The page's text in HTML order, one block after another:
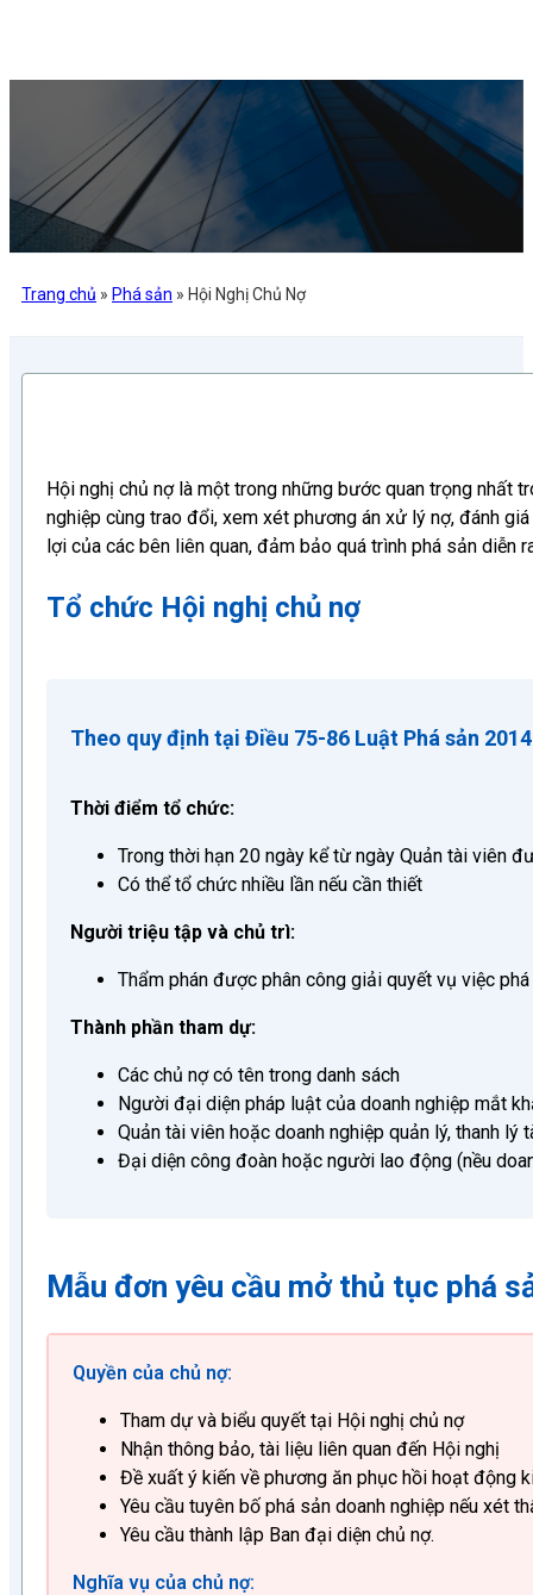
Trang chủ » Phá sản » Hội Nghị Chủ Nợ
Hội nghị chủ nợ là một trong những bước quan trọng nhất
nghiệp cùng trao đổi, xem xét phương án xử lý nợ, đánh
lợi của các bên liên quan, đảm bảo quá trình phá sản diễn
Tổ chức Hội nghị chủ nợ
Theo quy định tại Điều 75-86 Luật Phá sản
Thời điểm tổ chức:
Trong thời hạn 20 ngày kể từ ngày Quản tài viên
Có thể tổ chức nhiều lần nếu cần thiết
Người triệu tập và chủ trì:
Thẩm phán được phân công giải quyết vụ việc
Thành phần tham dự:
Các chủ nợ có tên trong danh sách
Người đại diện pháp luật của doanh nghiệp mắt
Quản tài viên hoặc doanh nghiệp quản lý, thanh lý
Đại diện công đoàn hoặc người lao động (nều
Mẫu đơn yêu cầu mở thủ tục phá
Quyền của chủ nợ:
Tham dự và biểu quyết tại Hội nghị chủ nợ
Nhận thông bảo, tài liệu liên quan đến Hội nghị
Đề xuất ý kiến về phương ăn phục hồi hoạt động
Yêu cầu tuyên bố phá sản doanh nghiệp nếu xét
Yêu cầu thành lập Ban đại diện chủ nợ.
Nghĩa vụ của chủ nợ: